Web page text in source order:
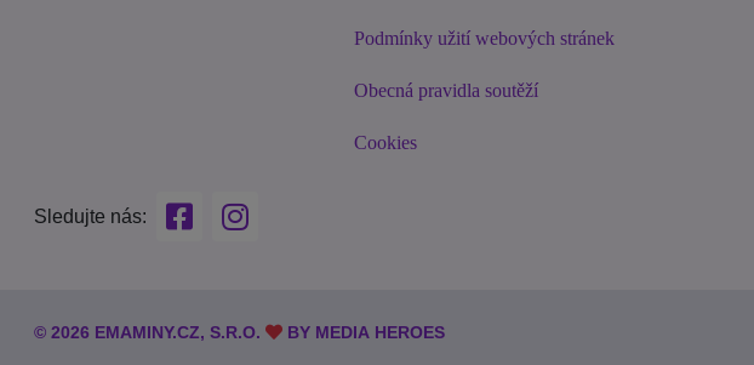
Sledujte nás:
Podmínky užití webových stránek
Obecná pravidla soutěží
Cookies
© 2026 EMAMINY.CZ, S.R.O. BY MEDIA HEROES